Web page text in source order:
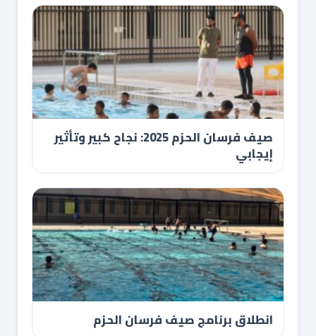
صيف فرسان الحزم 2025: نجاح كبير وتأثير
إيجابي
انطلاق برنامج صيف فرسان الحزم